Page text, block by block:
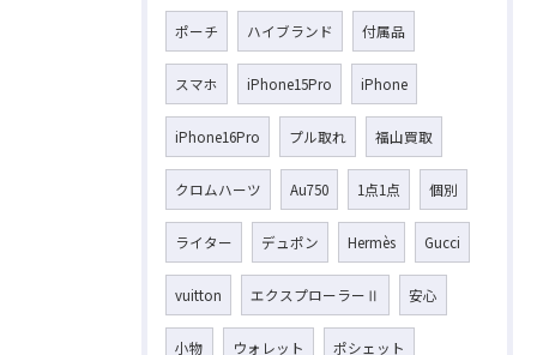
ポーチ ハイブランド 付属品
スマホ iPhone15Pro iPhone
iPhone16Pro プル取れ 福山買取
クロムハーツ Au750 1点1点 個別
ライター デュポン Hermès Gucci
vuitton エクスプローラーⅡ 安心
小物 ウォレット ポシェット